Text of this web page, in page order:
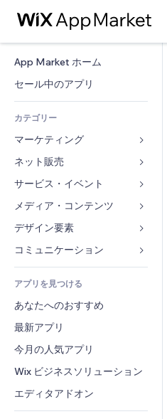
App Market ホーム
セール中のアプリ
カテゴリー
マーケティング
広告
モバイル
アクセス解析
リスティング広告
メール
コンバージョン
ネット販売
ストア用アプリ
発送・配達
販売ボタン
会計
クーポン・特典
倉庫管理ソリューション
ドロップシッピング
食品・飲料
サービス・イベント
ホテル
イベント
レストラン
不動産
ブッキング
メディア・コンテンツ
ギャラリー
音楽
ポッドキャスト
写真
動画
PDF
ファイル共有
ニュース
デザイン要素
マップ・ナビ
プライバシー・セキュリティ
時計
ページテンプレート
画像効果
ボタン・メニュー
バナー・バッジ
電卓
検索
フォーム
ブログ
投票
チャット
コメント
電話
コミュニティィ
レビュー・お客さまの声
アプリを見つける
あなたへのおすすめ
最新アプリ
今月の人気アプリ
Wix ビジネスソリューション
エディタアドオン